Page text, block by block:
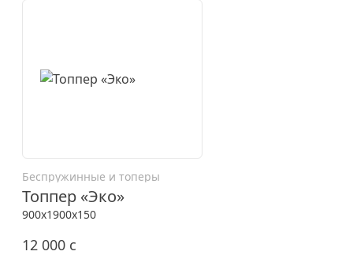
Беспружинные и топеры
Топпер «Эко»
900x1900x150
12 000 c